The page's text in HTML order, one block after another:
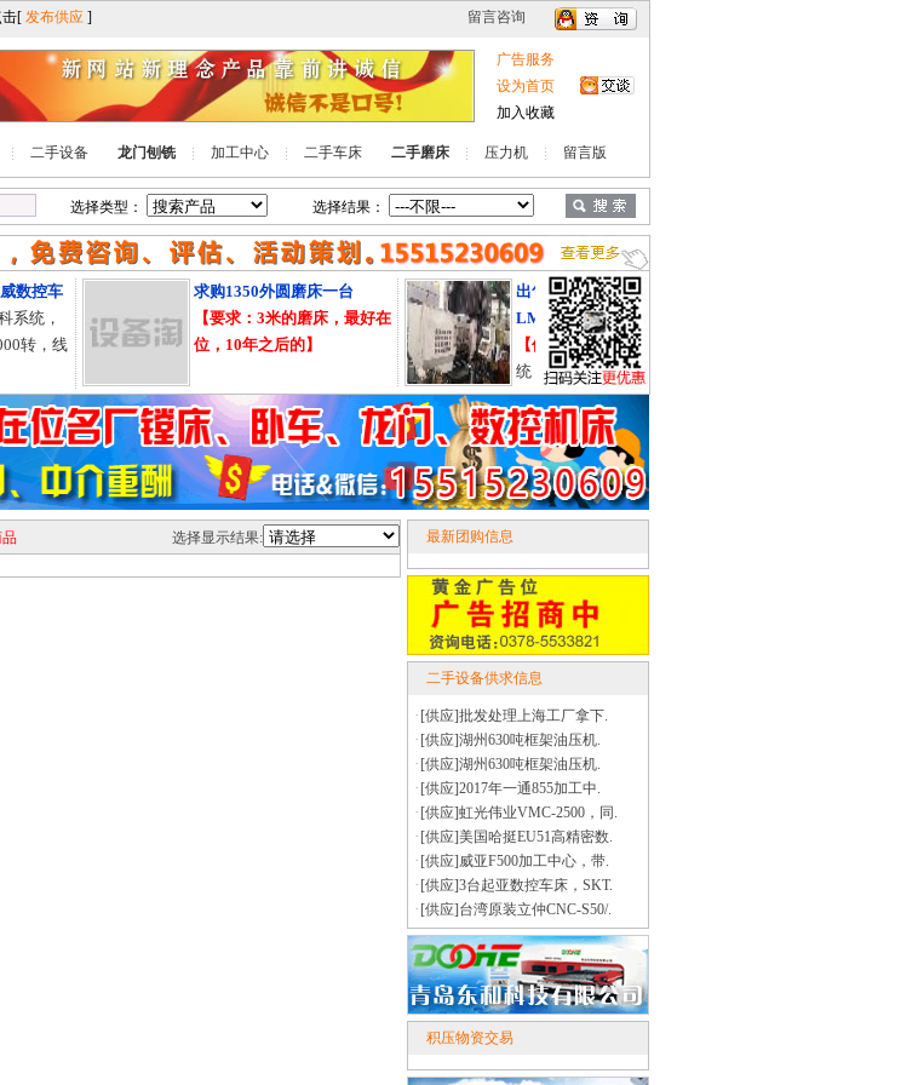
广告服务
设为首页
加入收藏
二手设备 龙门刨铣 加工中心 二手车床 二手磨床 压力机 留言版
选择类型： 选择结果：
控车
统，
转，线
求购1350外圆磨床一台
【要求：3米的磨床，最好在
位，10年之后的】
出售翌高龙门加工中心YG-
LM2517
【价格电议】三菱M70系
统，工作台2.5米X1.5米，在
位使用中，硬轨。
选择显示结果: 最新团购信息
二手设备供求信息
· [供应]批发处理上海工厂拿下.
· [供应]湖州630吨框架油压机.
· [供应]湖州630吨框架油压机.
· [供应]2017年一通855加工中.
· [供应]虹光伟业VMC-2500，同.
· [供应]美国哈挺EU51高精密数.
· [供应]威亚F500加工中心，带.
· [供应]3台起亚数控车床，SKT.
· [供应]台湾原装立仲CNC-S50/.
积压物资交易